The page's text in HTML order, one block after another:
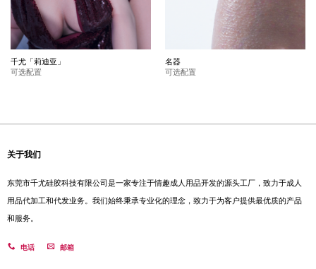
千尤「莉迪亚」
可选配置
名器
可选配置
关于我们
东莞市千尤硅胶科技有限公司是一家专注于情趣成人用品开发的源头工厂，致力于成人
用品代加工和代发业务。我们始终秉承专业化的理念，致力于为客户提供最优质的产品
和服务。
电话 邮箱